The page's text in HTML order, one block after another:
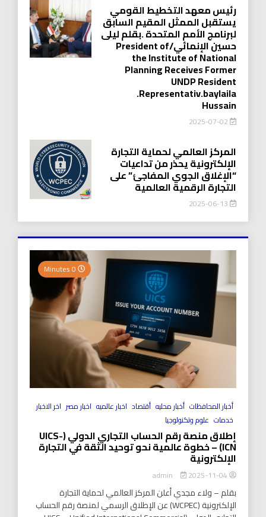
رئيس معهد التخطيط القومي
يستقبل الممثل المقيم السابق
لبرنامج الأمم المتحدة .بقلم ليلى
حسين الإنمائي/President of
the Institute of National
Planning Receives Former
UNDP Resident
.Representativ.baylaila
Hussain
2025-07-02
المركز العالمي لحماية التجارة
الإلكترونية يحذر من تداعيات
“الإغلاق الجوي المفاجئ” على
التجارة الرقمية العالمية
2025-06-13
أخبار المحافظات أخبار محليه أقتصاد اخبار عالميه اخبار مصر اخر الاخبار
خدمات علوم وتكنولوجيا
إطلاق منصة رقم الحساب التجاري الدولي (UICS-
ICN) – خطوة عالمية نحو توحيد الثقة في التجارة
الإلكترونية
2025-11-04
بقلم – ولاء مجدي أعلن المركز العالمي لحماية التجارة
الإلكترونية (WCPEC) عن الإطلاق الرسمي لمنصة رقم الحساب